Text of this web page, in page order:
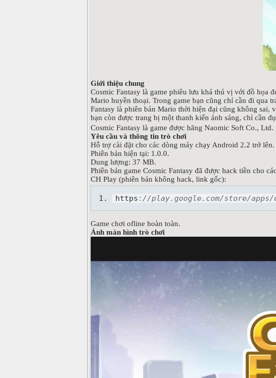
Giới thiệu chung
Cosmic Fantasy là game phiêu lưu khá thú vị với đồ họa
Mario huyền thoại. Trong game bạn cũng chỉ cần đi qua
Fantasy là phiên bản Mario thời hiện đại cũng không sai,
bạn còn được trang bị một thanh kiến ánh sáng, chỉ cần
Cosmic Fantasy là game được hãng Naomic Soft Co.,
Yêu cầu và thông tin trò chơi
Hỗ trợ cài đặt cho các dòng máy chạy Android 2.2 trở lên.
Phiên bản hiện tại: 1.0.0.
Dung lượng: 37 MB.
Phiên bản game Cosmic Fantasy đã được hack tiền cho
CH Play (phiên bản không hack, link gốc):
https : //play.google.com/store/apps/
Game chơi ofline hoàn toàn.
Ảnh màn hình trò chơi